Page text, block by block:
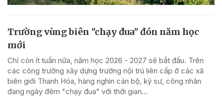
Trường vùng biên "chạy đua" đón năm học
mới
Chỉ còn ít tuần nữa, năm học 2026 - 2027 sẽ bắt đầu. Trên
các công trường xây dựng trường nội trú liên cấp ở các xã
biên giới Thanh Hóa, hàng nghìn cán bộ, kỹ sư, công nhân
đang ngày đêm "chạy đua" với thời gian...